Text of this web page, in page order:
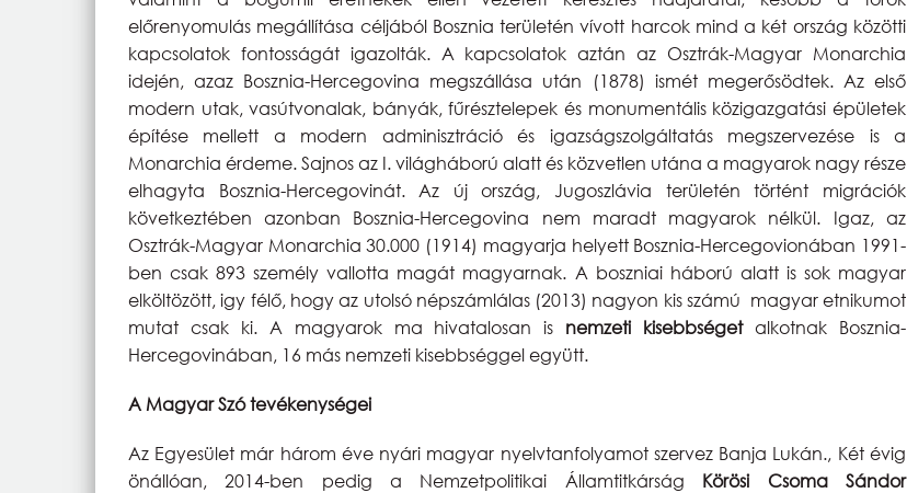
előrenyomulás megállítása céljából Bosznia területén vívott harcok mind a két ország közötti
kapcsolatok fontosságát igazolták. A kapcsolatok aztán az Osztrák-Magyar Monarchia
idején, azaz Bosznia-Hercegovina megszállása után (1878) ismét megerősödtek. Az első
modern utak, vasútvonalak, bányák, fűrésztelepek és monumentális közigazgatási épületek
építése mellett a modern adminisztráció és igazságszolgáltatás megszervezése is a
Monarchia érdeme. Sajnos az I. világháború alatt és közvetlen utána a magyarok nagy része
elhagyta Bosznia-Hercegovinát. Az új ország, Jugoszlávia területén történt migrációk
következtében azonban Bosznia-Hercegovina nem maradt magyarok nélkül. Igaz, az
Osztrák-Magyar Monarchia 30.000 (1914) magyarja helyett Bosznia-Hercegovionában 1991-
ben csak 893 személy vallotta magát magyarnak. A boszniai háború alatt is sok magyar
elköltözött, igy félő, hogy az utolsó népszámlálas (2013) nagyon kis számú magyar etnikumot
mutat csak ki. A magyarok ma hivatalosan is nemzeti kisebbségetalkotnak Bosznia-
Hercegovinában, 16 más nemzeti kisebbséggel együtt.
A Magyar Szó tevékenységei
Az Egyesület már három éve nyári magyar nyelvtanfolyamot szervez Banja Lukán., Két évig
önállóan, 2014-ben pedig a Nemzetpolitikai Államtitkárság Körösi Csoma Sándor